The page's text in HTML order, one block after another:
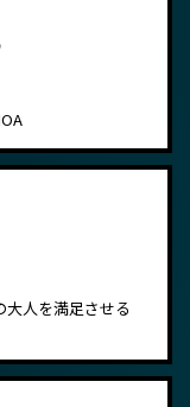
人を満足させる